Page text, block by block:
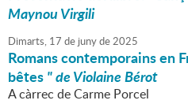
Maynou Virgili
Dimarts, 17 de junyde2025
Romans contemporains en
bêtes" de Violaine Bérot
A càrrec de Carme Porcel